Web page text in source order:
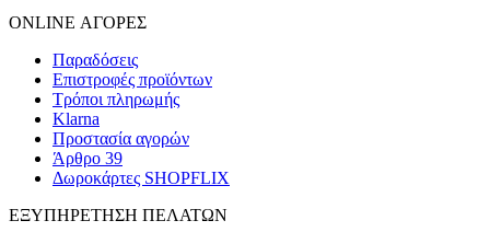
ONLINE ΑΓΟΡΕΣ
Παραδόσεις
Επιστροφές προϊόντων
Τρόποι πληρωμής
Klarna
Προστασία αγορών
Άρθρο 39
Δωροκάρτες SHOPFLIX
ΕΞΥΠΗΡΕΤΗΣΗ ΠΕΛΑΤΩΝ